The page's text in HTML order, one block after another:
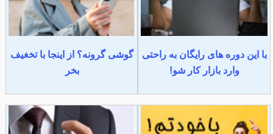
با این دوره های رایگان به راحتی
وارد بازار کار شو!
گوشی گرونه؟ از اینجا با تخغیف
بخر